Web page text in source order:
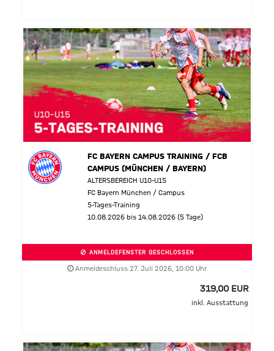
FC BAYERN CAMPUS TRAINING / FCB
CAMPUS (MÜNCHEN / BAYERN)
ALTERSBEREICH U10-U15
FC Bayern München / Campus
5-Tages-Training
10.08.2026 bis 14.08.2026 (5 Tage)
ANMELDEFENSTER GESCHLOSSEN
Anmeldeschluss 27. Juli 2026, 10:00 Uhr
319,00 EUR
inkl. Ausstattung